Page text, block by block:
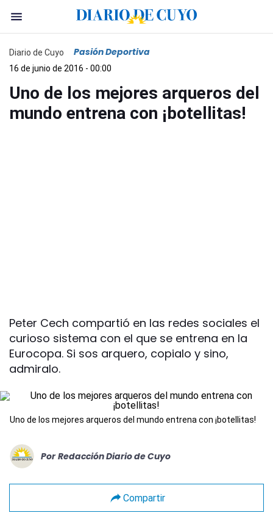
Diario de Cuyo Pasión Deportiva
16 de junio de 2016 - 00:00
Uno de los mejores arqueros del
mundo entrena con ¡botellitas!
Peter Cech compartió en las redes sociales el
curioso sistema con el que se entrena en la
Eurocopa. Si sos arquero, copialo y sino,
admiralo.
Uno de los mejores arqueros del mundo entrena con ¡botellitas!
Por Redacción Diario de Cuyo
Compartir